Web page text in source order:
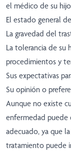
el médico de su
El estado general
La gravedad del
La tolerancia de su
procedimientos y
Sus expectativas
Su opinión o
Aunque no existe
enfermedad
adecuado, ya que
tratamiento puede